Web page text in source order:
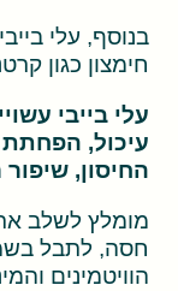
בנוסף, עלי
חימצון כגון
עלי בייבי
עיכול,
החיסון,
מומלץ לשלב
חסה, לתבל
הוויטמינים